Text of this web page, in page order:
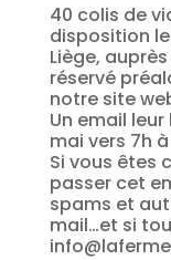
40 colis de
disposition
Liège,
réservé
notre site
Un email
mai vers 7h
Si vous êtes
passer cet
spams et
mail…et si